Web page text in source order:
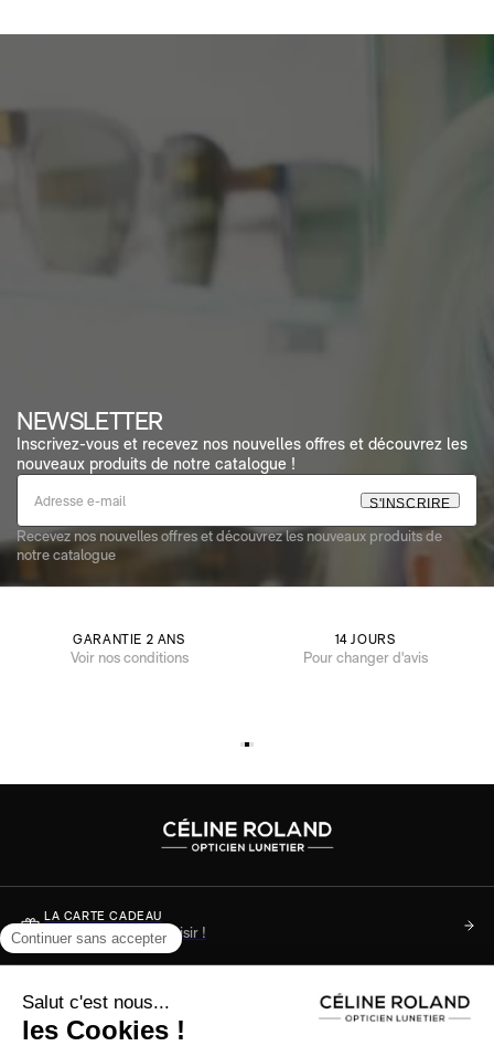
NEWSLETTER
Inscrivez-vous et recevez nos nouvelles offres et découvrez les
nouveaux produits de notre catalogue !
S'INSCRIRE
Recevez nos nouvelles offres et découvrez les nouveaux produits de
notre catalogue
GARANTIE 2 ANS
Voir nos conditions
14 JOURS
Pour changer d'avis
LA CARTE CADEAU
Soyez sûr de faire plaisir !
DES QUESTIONS ?
Consultez notre FAQ